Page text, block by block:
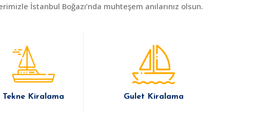
İstanbul Boğazı’nda muhteşem anılarınız olsun.
Tekne Kiralama Gulet Kiralama